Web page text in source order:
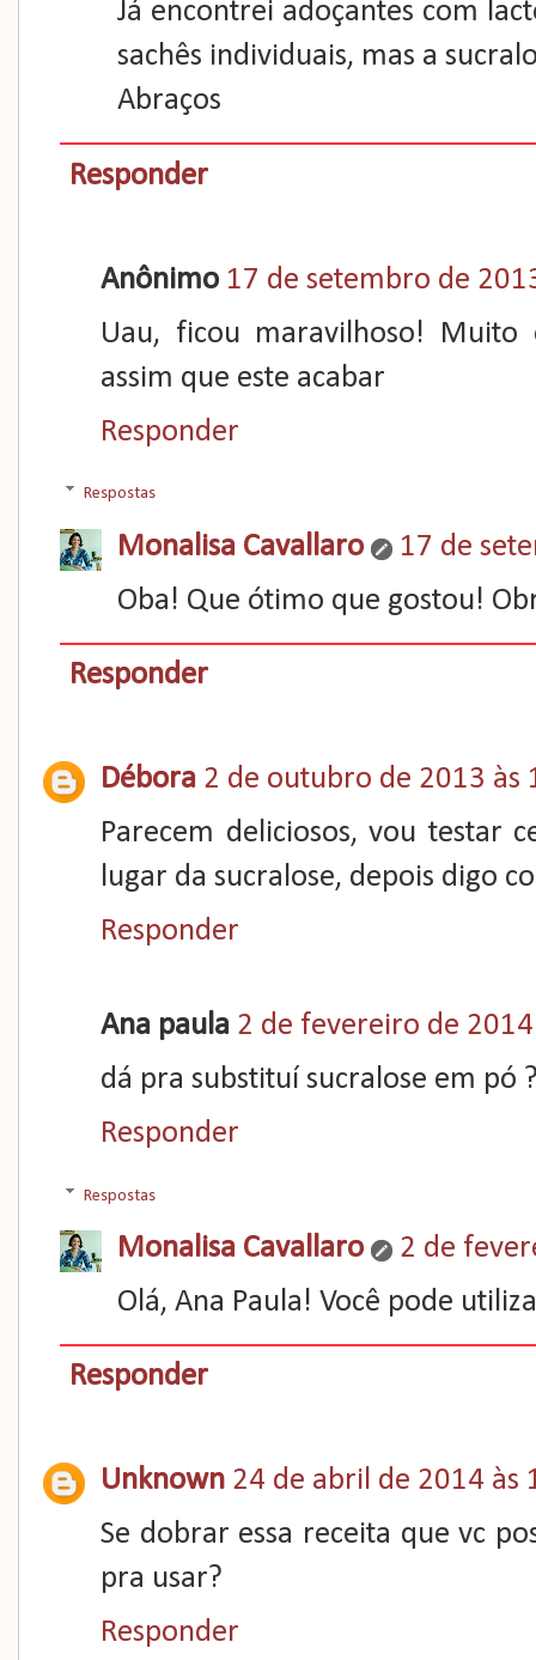
Já encontrei adoçantes com
sachês individuais, mas a
Abraços
Responder
Anônimo 17 de setembro de
Uau, ficou maravilhoso!
assim que este acabar
Responder
Respostas
Monalisa Cavallaro
17 de
Oba! Que ótimo que gostou!
Responder
Débora 2 de outubro de 2013 às
Parecem deliciosos, vou testar
lugar da sucralose, depois digo
Responder
Ana paula 2 de fevereiro de
dá pra substituí sucralose em pó
Responder
Respostas
Monalisa Cavallaro
2 de
Olá, Ana Paula! Você pode
Responder
Unknown 24 de abril de 2014 às
Se dobrar essa receita que vc
pra usar?
Responder